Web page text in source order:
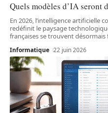
Quels modèles d’IA seront
En 2026, l’intelligence artificielle
redéfinit le paysage
françaises se trouvent désormais
Informatique 22 juin 2026